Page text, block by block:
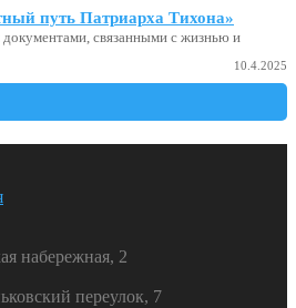
путь Патриарха Тихона»
связанными с жизнью и
10.4.2025
набережная, 2
переулок, 7